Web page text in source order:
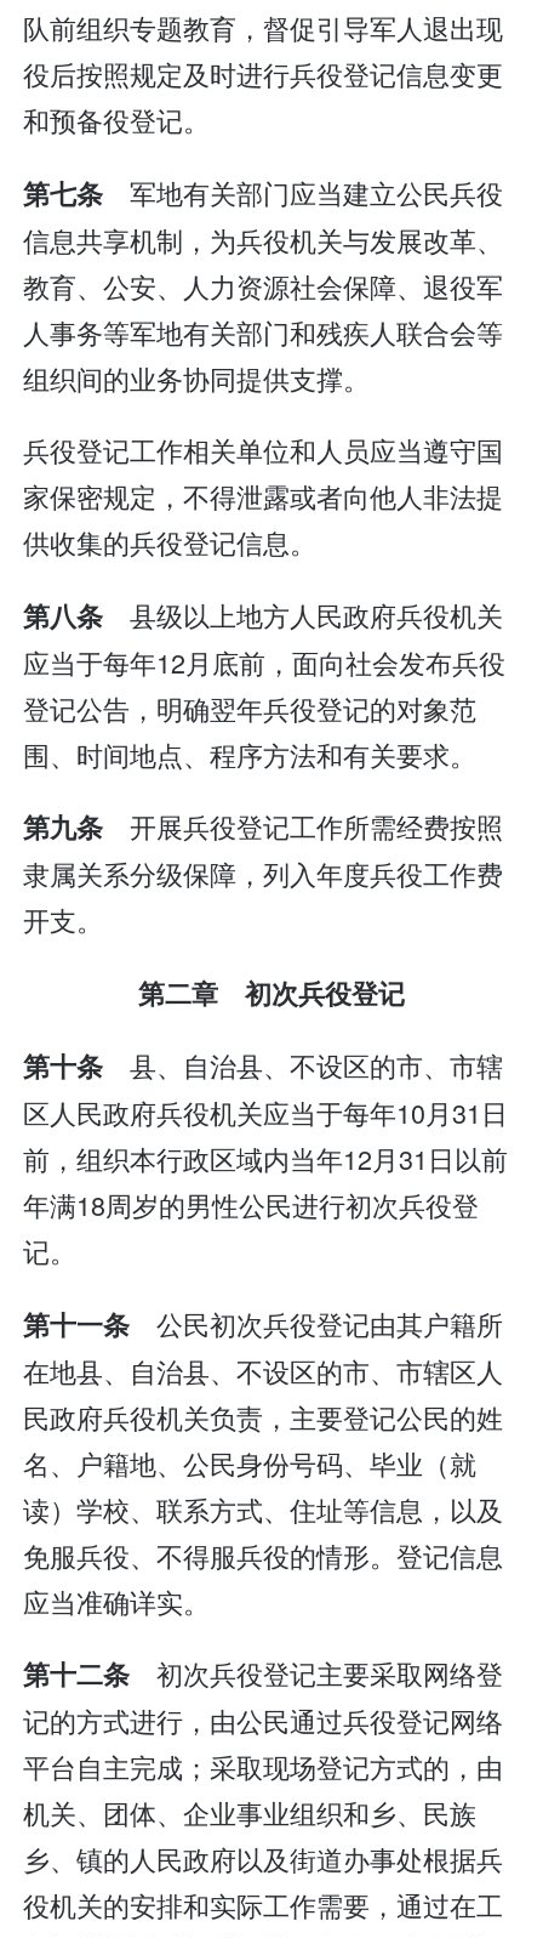
队前组织专题教育，督促引导军人退出现
役后按照规定及时进行兵役登记信息变更
和预备役登记。
第七条军地有关部门应当建立公民兵役
信息共享机制，为兵役机关与发展改革、
教育、公安、人力资源社会保障、退役军
人事务等军地有关部门和残疾人联合会等
组织间的业务协同提供支撑。
兵役登记工作相关单位和人员应当遵守国
家保密规定，不得泄露或者向他人非法提
供收集的兵役登记信息。
第八条县级以上地方人民政府兵役机关
应当于每年12月底前，面向社会发布兵役
登记公告，明确翌年兵役登记的对象范
围、时间地点、程序方法和有关要求。
第九条开展兵役登记工作所需经费按照
隶属关系分级保障，列入年度兵役工作费
开支。
第二章 初次兵役登记
第十条县、自治县、不设区的市、市辖
区人民政府兵役机关应当于每年10月31日
前，组织本行政区域内当年12月31日以前
年满18周岁的男性公民进行初次兵役登
记。
第十一条公民初次兵役登记由其户籍所
在地县、自治县、不设区的市、市辖区人
民政府兵役机关负责，主要登记公民的姓
名、户籍地、公民身份号码、毕业（就
读）学校、联系方式、住址等信息，以及
免服兵役、不得服兵役的情形。登记信息
应当准确详实。
第十二条初次兵役登记主要采取网络登
记的方式进行，由公民通过兵役登记网络
平台自主完成；采取现场登记方式的，由
机关、团体、企业事业组织和乡、民族
乡、镇的人民政府以及街道办事处根据兵
役机关的安排和实际工作需要，通过在工